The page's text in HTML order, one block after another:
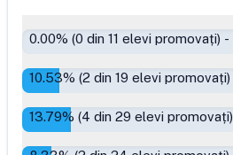
0.00% (0 din 11 elevi promovați) -
10.53% (2 din 19 elevi promovați)
13.79% (4 din 29 elevi promovați)